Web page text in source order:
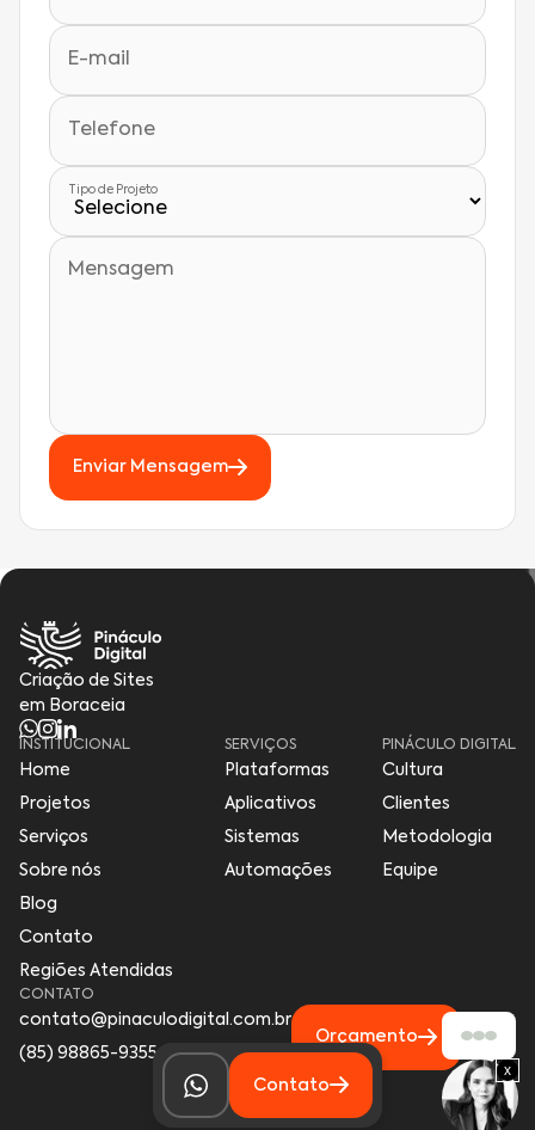
x
E-mail
Telefone
Tipo de Projeto
Mensagem
Enviar Mensagem
Criação de Sites
em Boraceia
INSTITUCIONAL
Home
Projetos
Serviços
Sobre nós
Blog
Contato
Regiões Atendidas
SERVIÇOS
Plataformas
Aplicativos
Sistemas
Automações
PINÁCULO DIGITAL
Cultura
Clientes
Metodologia
Equipe
CONTATO
contato@pinaculodigital.com.br
(85) 98865-9355
Orçamento
Contato